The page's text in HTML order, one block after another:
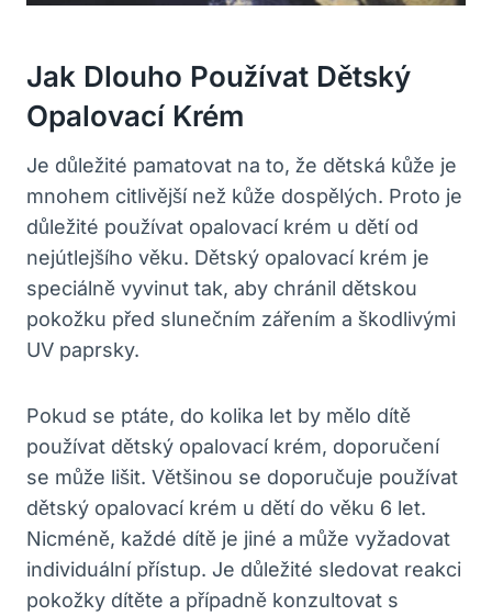
Jak Dlouho Používat Dětský
Opalovací Krém
Je důležité pamatovat na to, že dětská kůže je
mnohem citlivější než kůže dospělých. Proto je
důležité používat opalovací krém u dětí od
nejútlejšího věku. Dětský opalovací krém je
speciálně vyvinut tak, aby chránil dětskou
pokožku před slunečním zářením a škodlivými
UV paprsky.
Pokud se ptáte, do kolika let by mělo dítě
používat dětský opalovací krém, doporučení
se může lišit. Většinou se doporučuje používat
dětský opalovací krém u dětí do věku 6 let.
Nicméně, každé dítě je jiné a může vyžadovat
individuální přístup. Je důležité sledovat reakci
pokožky dítěte a případně konzultovat s